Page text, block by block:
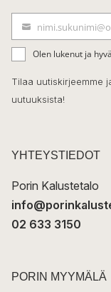
e
b
o
o
k
ä
h
k
t
Olen lukenut ja
Tilaa uutiskirjeemme
uutuuksista!
YHTEYSTIEDOT
Porin Kalustetalo
02 633 3150
PORIN MYYMÄLÄ